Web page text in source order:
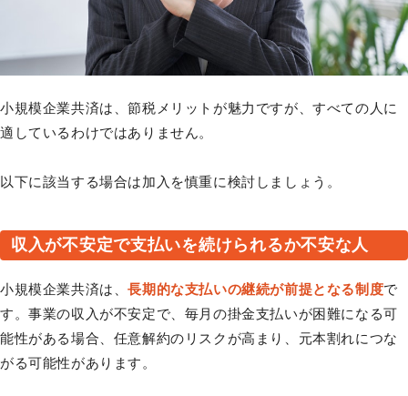
小規模企業共済は、節税メリットが魅力ですが、すべての人に
適しているわけではありません。
以下に該当する場合は加入を慎重に検討しましょう。
収入が不安定で支払いを続けられるか不安な人
小規模企業共済は、長期的な支払いの継続が前提となる制度で
す。事業の収入が不安定で、毎月の掛金支払いが困難になる可
能性がある場合、任意解約のリスクが高まり、元本割れにつな
がる可能性があります。